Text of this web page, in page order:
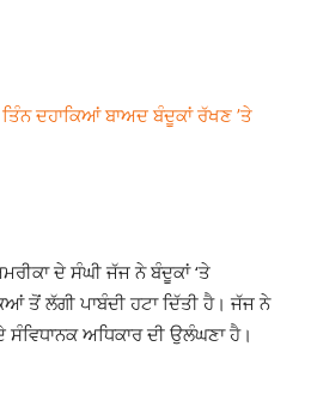
ਦੇ ਸੰਘੀ ਜੱਜ ਨੇ ਬੰਦੂਕਾਂ ‘ਤੇ
ਤੋਂ ਲੱਗੀ ਪਾਬੰਦੀ ਹਟਾ ਦਿੱਤੀ ਹੈ। ਜੱਜ ਨੇ
ਅਧਿਕਾਰ ਦੀ ਉਲੰਘਣਾ ਹੈ।